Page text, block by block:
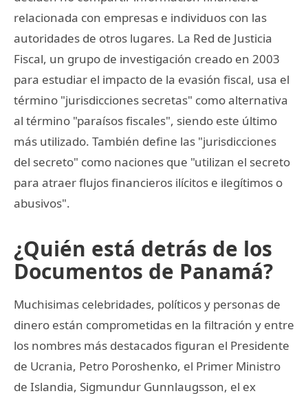
relacionada con empresas e individuos con las
autoridades de otros lugares. La Red de Justicia
Fiscal, un grupo de investigación creado en 2003
para estudiar el impacto de la evasión fiscal, usa el
término "jurisdicciones secretas" como alternativa
al término "paraísos fiscales", siendo este último
más utilizado. También define las "jurisdicciones
del secreto" como naciones que "utilizan el secreto
para atraer flujos financieros ilícitos e ilegítimos o
abusivos".
¿Quién está detrás de los
Documentos de Panamá?
Muchisimas celebridades, políticos y personas de
dinero están comprometidas en la filtración y entre
los nombres más destacados figuran el Presidente
de Ucrania, Petro Poroshenko, el Primer Ministro
de Islandia, Sigmundur Gunnlaugsson, el ex